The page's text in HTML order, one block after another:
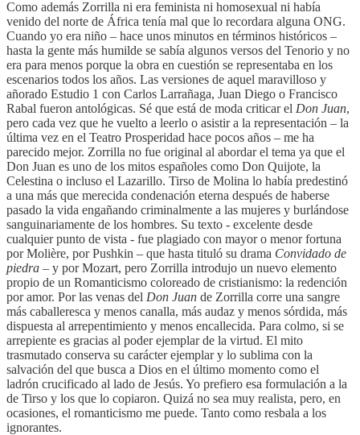
Como además Zorrilla ni era feminista ni homosexual ni había
venido del norte de África tenía mal que lo recordara alguna ONG.
Cuando yo era niño – hace unos minutos en términos históricos –
hasta la gente más humilde se sabía algunos versos del Tenorio y no
era para menos porque la obra en cuestión se representaba en los
escenarios todos los años. Las versiones de aquel maravilloso y
añorado Estudio 1 con Carlos Larrañaga, Juan Diego o Francisco
Rabal fueron antológicas. Sé que está de moda criticar el Don Juan,
pero cada vez que he vuelto a leerlo o asistir a la representación – la
última vez en el Teatro Prosperidad hace pocos años – me ha
parecido mejor. Zorrilla no fue original al abordar el tema ya que el
Don Juan es uno de los mitos españoles como Don Quijote, la
Celestina o incluso el Lazarillo. Tirso de Molina lo había predestinó
a una más que merecida condenación eterna después de haberse
pasado la vida engañando criminalmente a las mujeres y burlándose
sanguinariamente de los hombres. Su texto - excelente desde
cualquier punto de vista - fue plagiado con mayor o menor fortuna
por Molière, por Pushkin – que hasta tituló su drama Convidado de
piedra – y por Mozart, pero Zorrilla introdujo un nuevo elemento
propio de un Romanticismo coloreado de cristianismo: la redención
por amor. Por las venas del Don Juan de Zorrilla corre una sangre
más caballeresca y menos canalla, más audaz y menos sórdida, más
dispuesta al arrepentimiento y menos encallecida. Para colmo, si se
arrepiente es gracias al poder ejemplar de la virtud. El mito
trasmutado conserva su carácter ejemplar y lo sublima con la
salvación del que busca a Dios en el último momento como el
ladrón crucificado al lado de Jesús. Yo prefiero esa formulación a la
de Tirso y los que lo copiaron. Quizá no sea muy realista, pero, en
ocasiones, el romanticismo me puede. Tanto como resbala a los
ignorantes.